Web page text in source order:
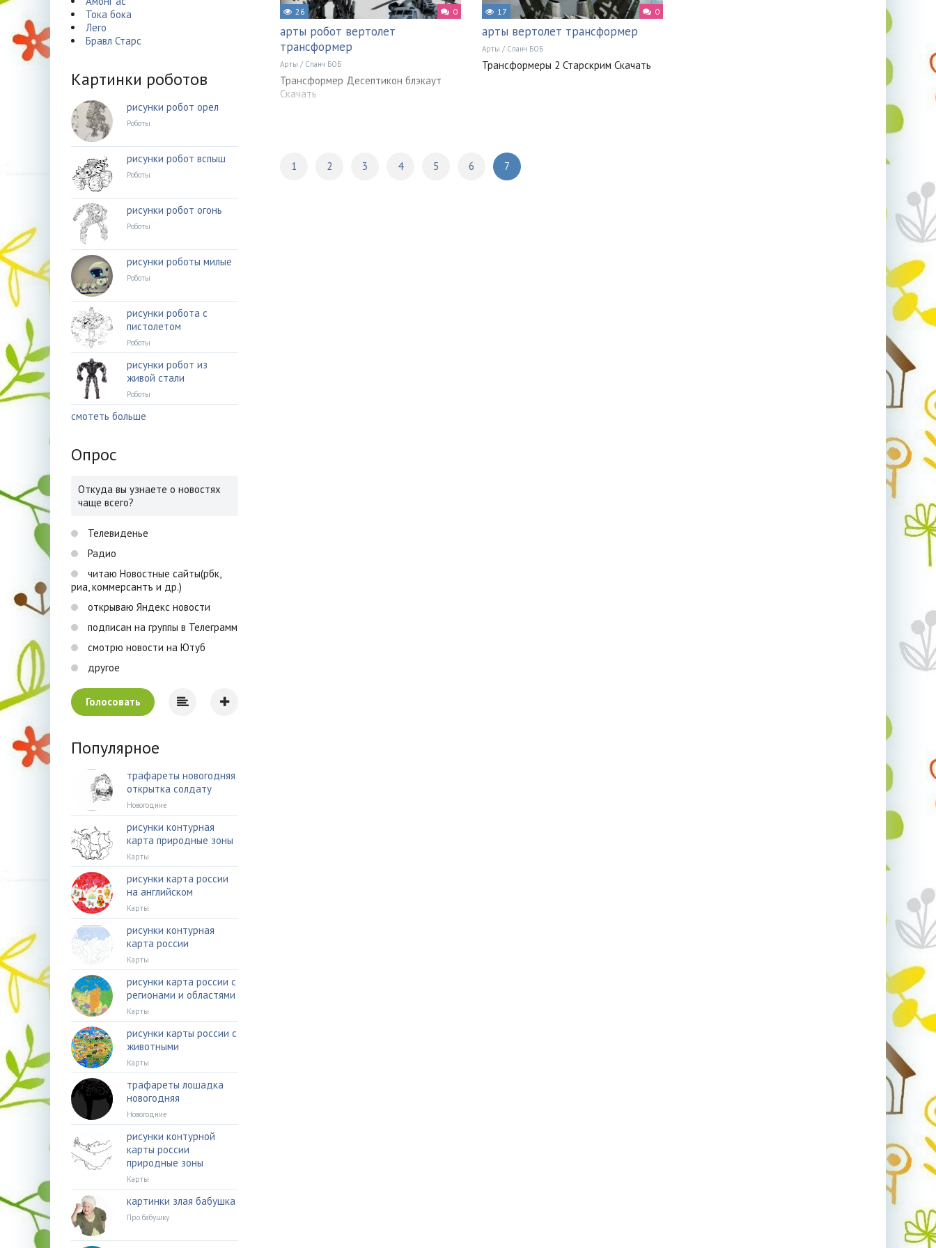
26 0
арты робот вертолет
трансформер
Арты / Спанч БОБ
Трансформер Десептикон блэкаут
Скачать
17 0
арты вертолет трансформер
Арты / Спанч БОБ
Трансформеры 2 Старскрим Скачать
1 2 3 4 5 6 7
Тока бока
Лего
Бравл Старс
Картинки роботов
рисунки робот орел
Роботы
рисунки робот вспыш
Роботы
рисунки робот огонь
Роботы
рисунки роботы милые
Роботы
рисунки робота с
пистолетом
Роботы
рисунки робот из
живой стали
Роботы
смотеть больше
Опрос
Откуда вы узнаете о новостях
чаще всего?
Телевиденье
Радио
читаю Новостные сайты(рбк,
риа, коммерсантъ и др.)
открываю Яндекс новости
подписан на группы в Телеграмм
смотрю новости на Ютуб
другое
Голосовать
Популярное
трафареты новогодняя
открытка солдату
Новогодние
рисунки контурная
карта природные зоны
Карты
рисунки карта россии
на английском
Карты
рисунки контурная
карта россии
Карты
рисунки карта россии с
регионами и областями
Карты
рисунки карты россии с
животными
Карты
трафареты лошадка
новогодняя
Новогодние
рисунки контурной
карты россии
природные зоны
Карты
картинки злая бабушка
Про бабушку